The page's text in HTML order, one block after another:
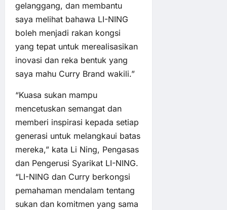
gelanggang, dan membantu
saya melihat bahawa LI-NING
boleh menjadi rakan kongsi
yang tepat untuk merealisasikan
inovasi dan reka bentuk yang
saya mahu Curry Brand wakili.”
“Kuasa sukan mampu
mencetuskan semangat dan
memberi inspirasi kepada setiap
generasi untuk melangkaui batas
mereka,” kata Li Ning, Pengasas
dan Pengerusi Syarikat LI-NING.
“LI-NING dan Curry berkongsi
pemahaman mendalam tentang
sukan dan komitmen yang sama